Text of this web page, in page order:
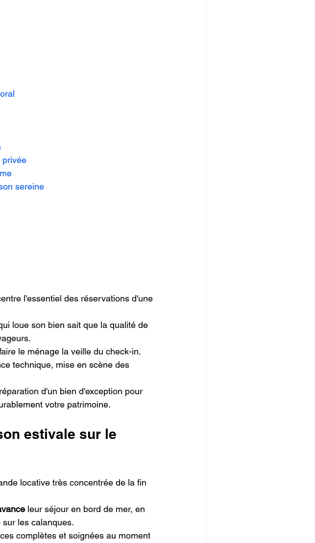
privée
sereine
l'essentiel des réservations d'une
loue son bien sait que la qualité de
le ménage la veille du check-in.
technique, mise en scène des
d'un bien d'exception pour
votre patrimoine.
estivale sur le
locative très concentrée de la fin
leur séjour en bord de mer, en
les calanques.
complètes et soignées au moment